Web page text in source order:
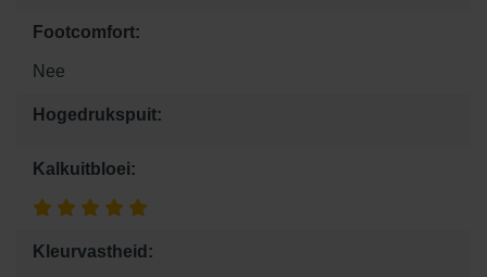
Footcomfort:
Nee
Hogedrukspuit:
Kalkuitbloei:
Kleurvastheid: